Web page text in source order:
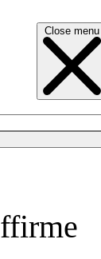
Close menu